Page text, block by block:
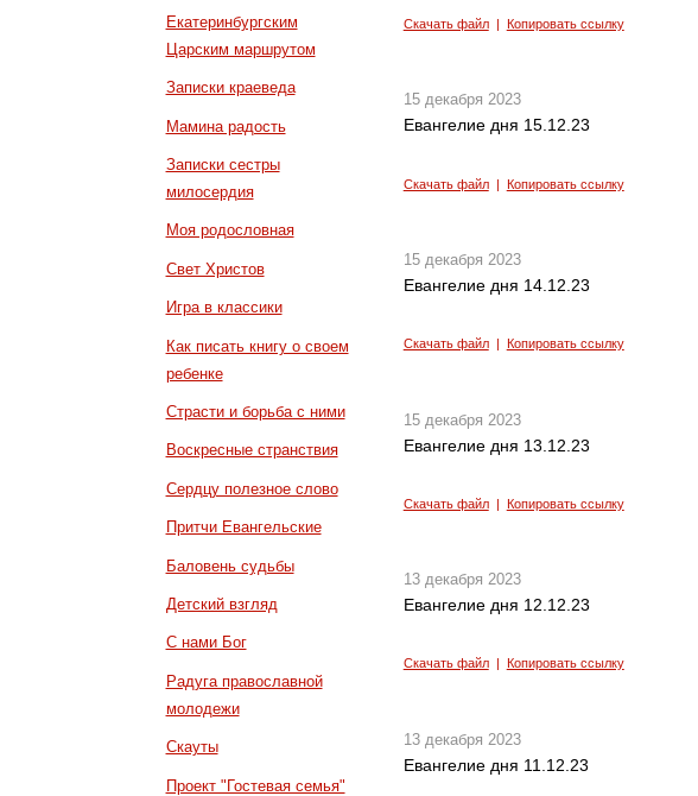
Екатеринбургским
Царским маршрутом
Записки краеведа
Мамина радость
Записки сестры
милосердия
Моя родословная
Свет Христов
Игра в классики
Как писать книгу о своем
ребенке
Страсти и борьба с ними
Воскресные странствия
Сердцу полезное слово
Притчи Евангельские
Баловень судьбы
Детский взгляд
С нами Бог
Радуга православной
молодежи
Скауты
Проект "Гостевая семья"
Скачать файл| Копировать ссылку
15 декабря 2023
Евангелие дня 15.12.23
Скачать файл| Копировать ссылку
15 декабря 2023
Евангелие дня 14.12.23
Скачать файл| Копировать ссылку
15 декабря 2023
Евангелие дня 13.12.23
Скачать файл| Копировать ссылку
13 декабря 2023
Евангелие дня 12.12.23
Скачать файл| Копировать ссылку
13 декабря 2023
Евангелие дня 11.12.23